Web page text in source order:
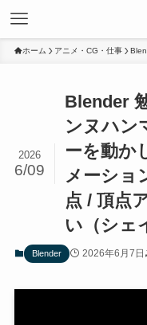
ホーム アニメ・CG・仕事
Blender
ンヌハン
ーを動か
メーショ
点 / 頂点
い（シェ
2026
6/09
Blender 2026年6月7日